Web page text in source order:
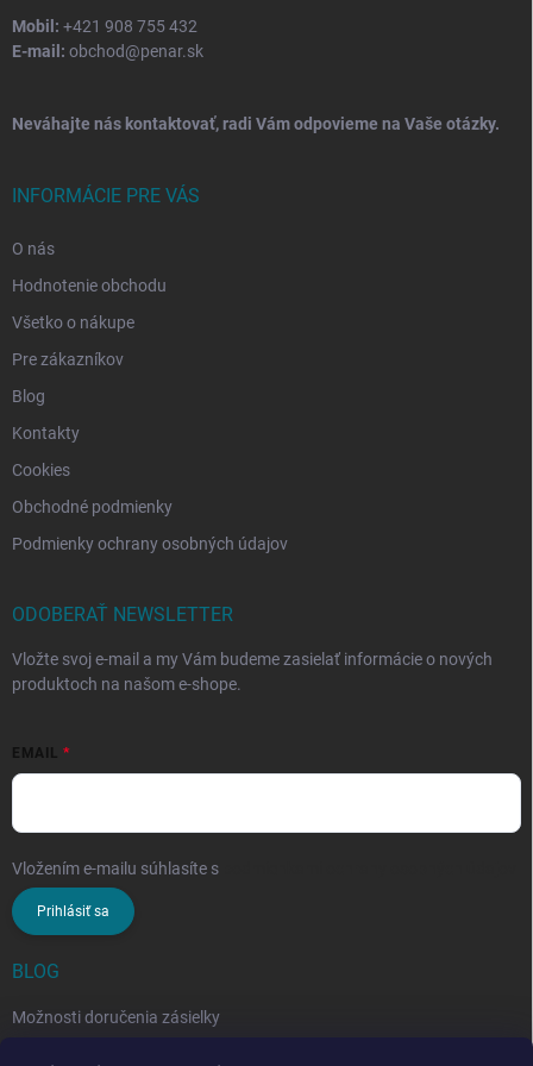
Mobil: +421 908 755 432
E-mail: obchod@penar.sk
Neváhajte nás kontaktovať, radi Vám odpovieme na Vaše otázky.
INFORMÁCIE PRE VÁS
O nás
Hodnotenie obchodu
Všetko o nákupe
Pre zákazníkov
Blog
Kontakty
Cookies
Obchodné podmienky
Podmienky ochrany osobných údajov
ODOBERAŤ NEWSLETTER
Vložte svoj e-mail a my Vám budeme zasielať informácie o nových
produktoch na našom e-shope.
EMAIL
Vložením e-mailu súhlasíte s
Prihlásiť sa
BLOG
Možnosti doručenia zásielky